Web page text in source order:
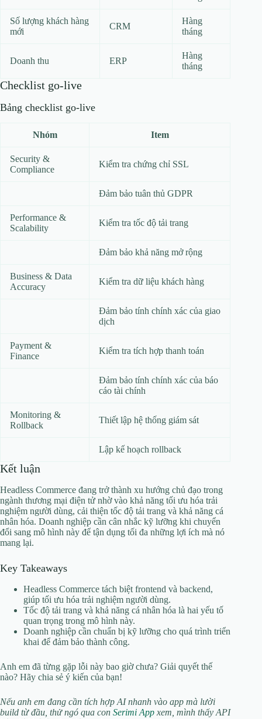
Số lượng khách hàng
mới
CRM
Hàng
tháng
Doanh thu ERP
Hàng
tháng
Checklist go-live
Bảng checklist go-live
Nhóm Item
Security &
Compliance
Kiểm tra chứng chỉ SSL
Đảm bảo tuân thủ GDPR
Performance &
Scalability
Kiểm tra tốc độ tải trang
Đảm bảo khả năng mở rộng
Business & Data
Accuracy
Kiểm tra dữ liệu khách hàng
Đảm bảo tính chính xác của giao
dịch
Payment &
Finance
Kiểm tra tích hợp thanh toán
Đảm bảo tính chính xác của báo
cáo tài chính
Monitoring &
Rollback
Thiết lập hệ thống giám sát
Lập kế hoạch rollback
Kết luận
Headless Commerce đang trở thành xu hướng chủ đạo trong
ngành thương mại điện tử nhờ vào khả năng tối ưu hóa trải
nghiệm người dùng, cải thiện tốc độ tải trang và khả năng cá
nhân hóa. Doanh nghiệp cần cân nhắc kỹ lưỡng khi chuyển
đổi sang mô hình này để tận dụng tối đa những lợi ích mà nó
mang lại.
Key Takeaways
Headless Commerce tách biệt frontend và backend,
giúp tối ưu hóa trải nghiệm người dùng.
Tốc độ tải trang và khả năng cá nhân hóa là hai yếu tố
quan trọng trong mô hình này.
Doanh nghiệp cần chuẩn bị kỹ lưỡng cho quá trình triển
khai để đảm bảo thành công.
Anh em đã từng gặp lỗi này bao giờ chưa? Giải quyết thế
nào? Hãy chia sẻ ý kiến của bạn!
Nếu anh em đang cần tích hợp AI nhanh vào app mà lười
build từ đầu, thử ngó qua con Serimi App xem, mình thấy API